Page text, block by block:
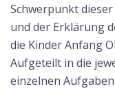
Schwerpunkt
und der Erklärung
die Kinder Anfang
Aufgeteilt in die
einzelnen